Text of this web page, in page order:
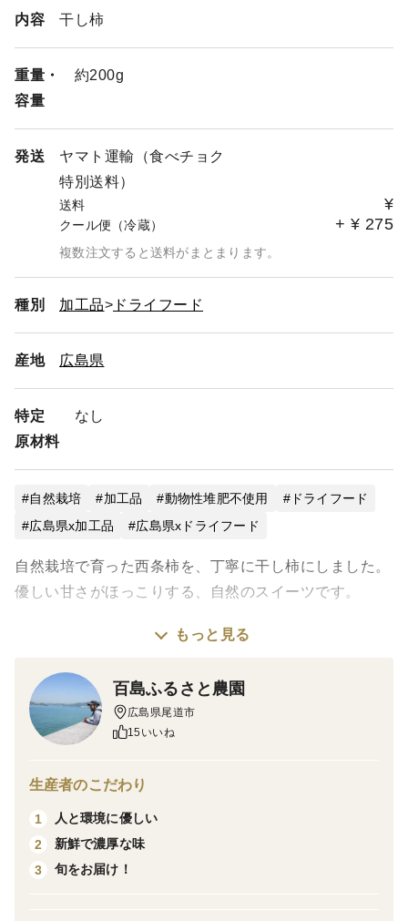
内容 干し柿
重量・
容量
約200g
発送
ヤマト運輸（食べチョク
特別送料）
送料 ¥
クール便（冷蔵） + ¥ 275
複数注文すると送料がまとまります。
種別 加工品 ドライフード
産地 広島県
特定
原材料
なし
自然栽培 加工品 動物性堆肥不使用
ドライフード
広島県x加工品
広島県xドライフード
自然栽培で育った西条柿を、丁寧に干し柿にしました。
優しい甘さがほっこりする、自然のスイーツです。
柿にはビタミンCが豊富に含まれており、１個の柿で一
あるカロテノイドなど、干し柿は健康食品としても人気
があります！
大は50g程度の干し柿が一袋に3個入っています。柔ら
かくご高齢の方やお子様にも食べやすいのが特徴です。
もっと見る
百島ふるさと農園
広島県尾道市
15いいね
生産者のこだわり
1
人と環境に優しい
2
新鮮で濃厚な味
3
旬をお届け！